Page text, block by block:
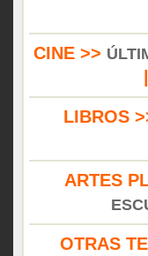
CINE >>
LIBROS
ARTES
OTRAS